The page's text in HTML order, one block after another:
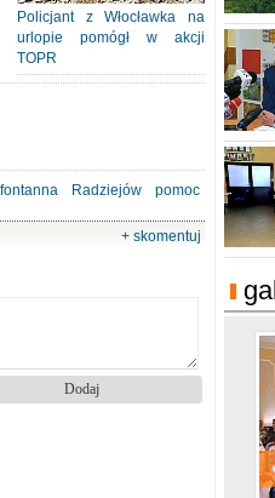
Policjant z Włocławka na
urlopie pomógł w akcji
TOPR
fontanna Radziejów pomoc
+ skomentuj